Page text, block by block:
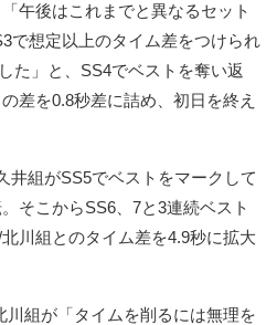
午後はこれまでと異なるセット
で想定以上のタイム差をつけられ
た」と、SS4でベストを奪い返
差を0.8秒差に詰め、初日を終え
組がSS5でベストをマークして
そこからSS6、7と3連続ベスト
川組とのタイム差を4.9秒に拡大
組が「タイムを削るには無理を